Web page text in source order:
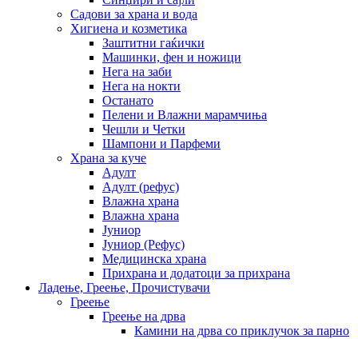
Садови за храна и вода
Хигиена и козметика
Заштитни гаќички
Машинки, фен и ножици
Нега на заби
Нега на нокти
Останато
Пелени и Влажни марамчиња
Чешли и Четки
Шампони и Парфеми
Храна за куче
Адулт
Адулт (рефус)
Влажна храна
Влажна храна
Јуниор
Јуниор (Рефус)
Медицинска храна
Прихрана и додатоци за прихрана
Ладење, Греење, Прочистувачи
Греење
Греење на дрва
Камини на дрва со приклучок за парно